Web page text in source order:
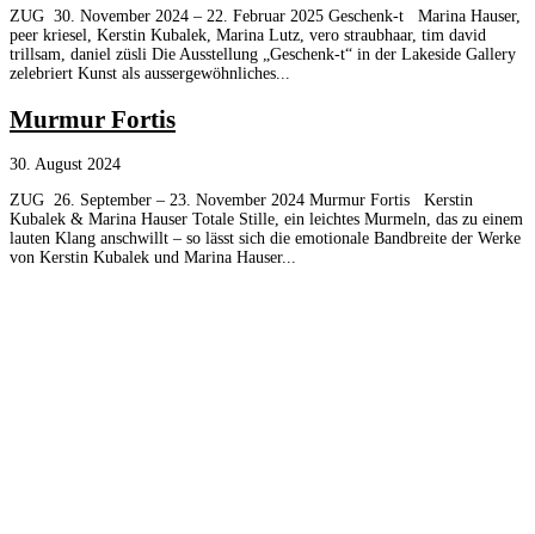
ZUG 30. November 2024 – 22. Februar 2025 Geschenk-t Marina Hauser,
peer kriesel, Kerstin Kubalek, Marina Lutz, vero straubhaar, tim david
trillsam, daniel züsli Die Ausstellung „Geschenk-t“ in der Lakeside Gallery
zelebriert Kunst als aussergewöhnliches...
Murmur Fortis
30. August 2024
ZUG 26. September – 23. November 2024 Murmur Fortis Kerstin
Kubalek & Marina Hauser Totale Stille, ein leichtes Murmeln, das zu einem
lauten Klang anschwillt – so lässt sich die emotionale Bandbreite der Werke
von Kerstin Kubalek und Marina Hauser...